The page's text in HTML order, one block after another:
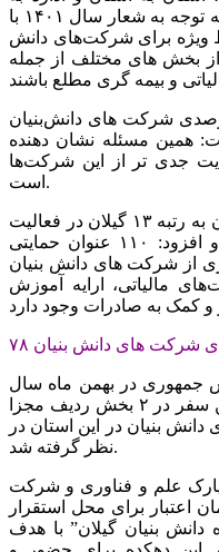
اداره متفاوت بوده لذا انتظار است تا به توجه به شعار سال ۱۴۰۱ با
ویژه برای شرکت‌های دانش
بخش های مختلف از جمله
اشاره به افزایش بیش از ۷۳ درصدی شرکت های دانش‌بنیان
همین مسئله نشان دهنده
جدی تر از این شرکت‌ها
است.
رییس پارک علم و فناوری استان گیلان به رتبه ۱۳ گیلان در فعالیت
شرکت های دانش بنیان اشاره کرد و افزود: ۱۱۰ عنوان حمایتی
از شرکت های دانش بنیان
مالیاتی، ارایه آموزش
برای شرکت های دانش بنیان
جمهوری در بهمن ماه سال
گذشته به گیلان اظهار داشت: طی این سفر در ۲ بخش ردیف مجزا
بنیان در این استان در
نظر گرفته شد.
علم و فناوری و شرکت
۱۸ میلیارد تومان اعتبار برای محل استقرار
بنیان گیلان” با هدف